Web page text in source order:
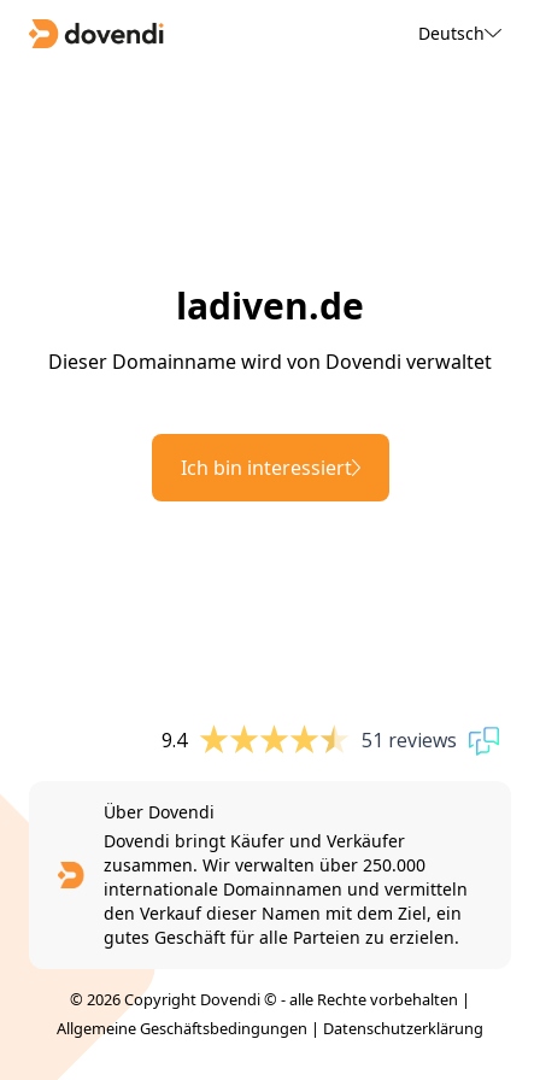
Deutsch
ladiven.de
Dieser Domainname wird von Dovendi verwaltet
Ich bin interessiert
9.4 51 reviews
Über Dovendi
Dovendi bringt Käufer und Verkäufer
zusammen. Wir verwalten über 250.000
internationale Domainnamen und vermitteln
den Verkauf dieser Namen mit dem Ziel, ein
gutes Geschäft für alle Parteien zu erzielen.
© 2026 Copyright Dovendi © - alle Rechte vorbehalten |
Allgemeine Geschäftsbedingungen | Datenschutzerklärung